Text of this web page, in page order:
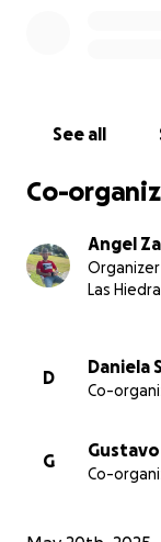
See all
Co-
Angel
Organizer
Las
D
Daniela
Co-
G
Co-